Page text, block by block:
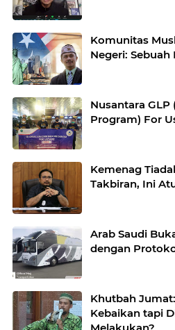
Komunitas
Negeri:
Nusantara GLP
Program) For
Kemenag
Takbiran, Ini
Arab Saudi
dengan
Khutbah
Kebaikan tapi